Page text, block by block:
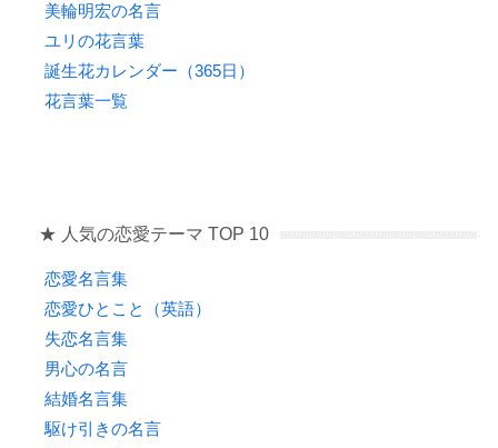
美輪明宏の名言
ユリの花言葉
誕生花カレンダー（365日）
花言葉一覧
★ 人気の恋愛テーマ TOP 10
恋愛名言集
恋愛ひとこと（英語）
失恋名言集
男心の名言
結婚名言集
駆け引きの名言